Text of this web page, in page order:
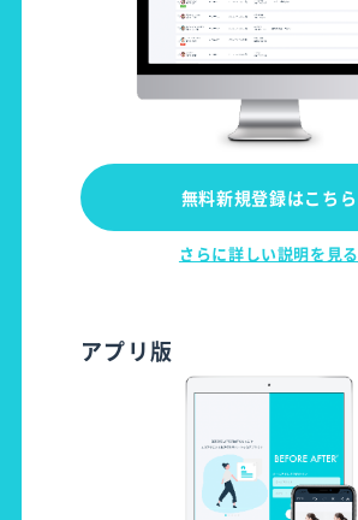
無料新規登録はこちら
さらに詳しい説明を見る
アプリ版